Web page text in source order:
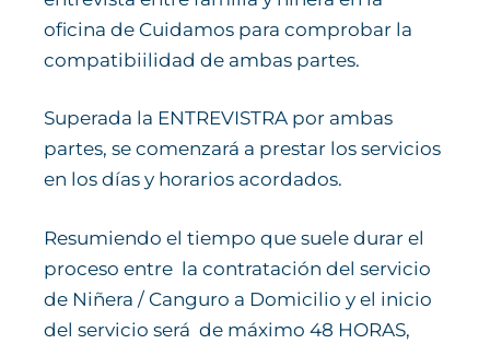
oficina de Cuidamos para comprobar la
compatibiilidad de ambas partes.
Superada la ENTREVISTRA por ambas
partes, se comenzará a prestar los servicios
en los días y horarios acordados.
Resumiendo el tiempo que suele durar el
proceso entre la contratación del servicio
de Niñera / Canguro a Domicilio y el inicio
del servicio será de máximo 48 HORAS,